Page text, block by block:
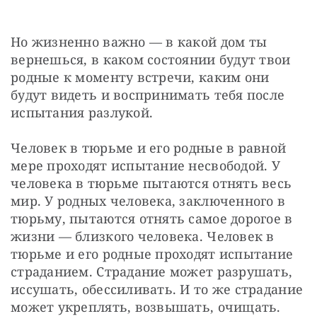
Но жизненно важно — в какой дом ты
вернешься, в каком состоянии будут твои
родные к моменту встречи, каким они
будут видеть и воспринимать тебя после
испытания разлукой.
Человек в тюрьме и его родные в равной
мере проходят испытание несвободой. У
человека в тюрьме пытаются отнять весь
мир. У родных человека, заключенного в
тюрьму, пытаются отнять самое дорогое в
жизни — близкого человека. Человек в
тюрьме и его родные проходят испытание
страданием. Страдание может разрушать,
иссушать, обессиливать. И то же страдание
может укреплять, возвышать, очищать.